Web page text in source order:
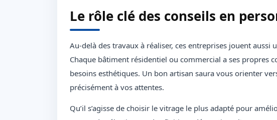
Le rôle clé des conseils en
Au-delà des travaux à réaliser, ces entreprises jouent
Chaque bâtiment résidentiel ou commercial a ses propres
besoins esthétiques. Un bon artisan saura vous orienter
précisément à vos attentes.
Qu’il s’agisse de choisir le vitrage le plus adapté pour